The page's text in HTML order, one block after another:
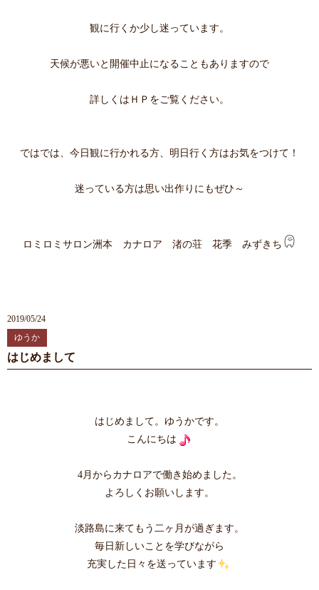
観に行くか少し迷っています。
天候が悪いと開催中止になることもありますので
詳しくはＨＰをご覧ください。
ではでは、今日観に行かれる方、明日行く方はお気をつけて！
迷っている方は思い出作りにもぜひ～
ロミロミサロン洲本 カナロア 渚の荘 花季 みずきち
2019/05/24
ゆうか
はじめまして
はじめまして。ゆうかです。
こんにちは
4月からカナロアで働き始めました。
よろしくお願いします。
淡路島に来てもう二ヶ月が過ぎます。
毎日新しいことを学びながら
充実した日々を送っています